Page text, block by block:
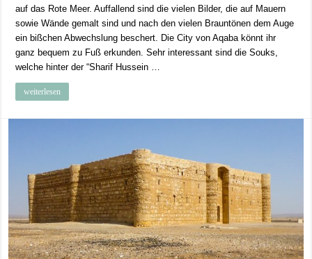
auf das Rote Meer. Auffallend sind die vielen Bilder, die auf Mauern
sowie Wände gemalt sind und nach den vielen Brauntönen dem Auge
ein bißchen Abwechslung beschert. Die City von Aqaba könnt ihr
ganz bequem zu Fuß erkunden. Sehr interessant sind die Souks,
welche hinter der “Sharif Hussein …
weiterlesen